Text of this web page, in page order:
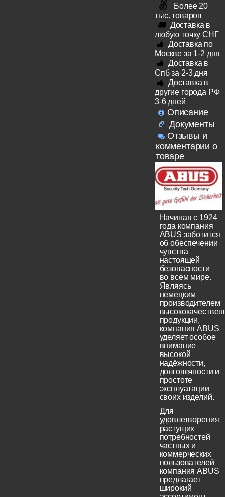
Более 20
тыс. товаров
Доставка в
любую точку СНГ
Доставка по
Москве за 1-2 дня
Доставка в
Спб за 2-3 дня
Доставка в
другие города РФ
3-6 дней
Описание
Документы
Отзывы и
комментарии о
товаре
Начиная с 1924
года компания
ABUS заботится
об обеспечении
чувства
настоящей
безопасности
во всем мире.
Являясь
немецким
производителем
продукции,
компания ABUS
уделяет особое
внимание
высокой
надёжности,
долговечности и
простоте
эксплуатации
своих изделий.
Для
удовлетворения
растущих
потребностей
частных и
коммерческих
пользователей
компания ABUS
предлагает
широкий